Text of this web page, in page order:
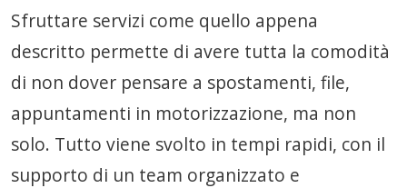
Sfruttare servizi come quello appena
descritto permette di avere tutta la comodità
di non dover pensare a spostamenti, file,
appuntamenti in motorizzazione, ma non
solo. Tutto viene svolto in tempi rapidi, con il
supporto di un team organizzato e